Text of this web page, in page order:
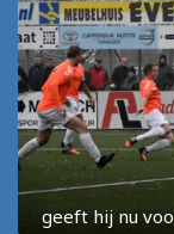
geeft hij nu